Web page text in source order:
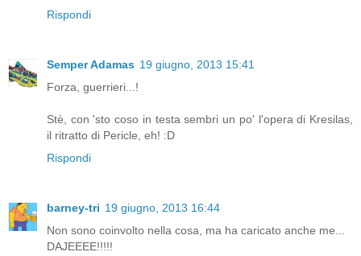
Rispondi
Semper Adamas 19 giugno, 2013 15:41
Forza, guerrieri...!
Stè, con 'sto coso in testa sembri un po' l'opera di Kresilas,
il ritratto di Pericle, eh! :D
Rispondi
barney-tri 19 giugno, 2013 16:44
Non sono coinvolto nella cosa, ma ha caricato anche me...
DAJEEEE!!!!!